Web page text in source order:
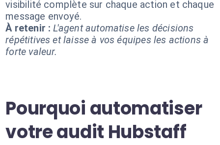
visibilité complète sur chaque action et chaque
message envoyé.
À retenir : L'agent automatise les décisions
répétitives et laisse à vos équipes les actions à
forte valeur.
Pourquoi automatiser
votre audit Hubstaff